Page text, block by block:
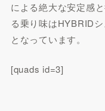
による絶大な安定感
る乗り味はHYBRID
となっています。
[quads id=3]